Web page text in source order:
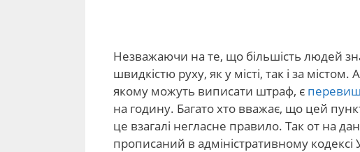
Незважаючи на те, що більшість людей
швидкістю руху, як у місті, так і за
якому можуть виписати штраф, є
на годину. Багато хто вважає, що цей
це взагалі негласне правило. Так от на
прописаний в адміністративному кодексі